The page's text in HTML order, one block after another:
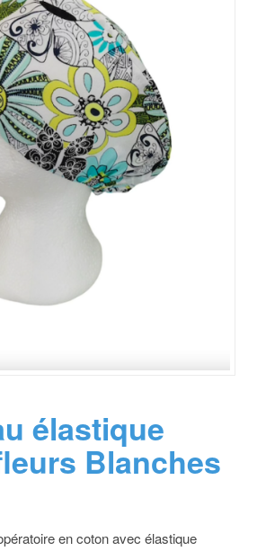
élastique
Blanches
en coton avec élastique